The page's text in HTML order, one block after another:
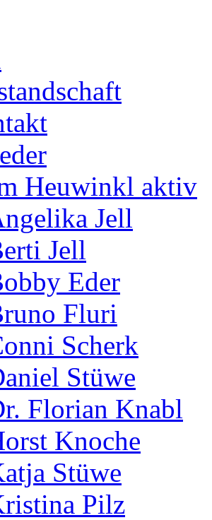
Heuwinkl aktiv
Jell
Jell
Eder
Fluri
Scherk
Stüwe
Florian Knabl
Knoche
Stüwe
Pilz